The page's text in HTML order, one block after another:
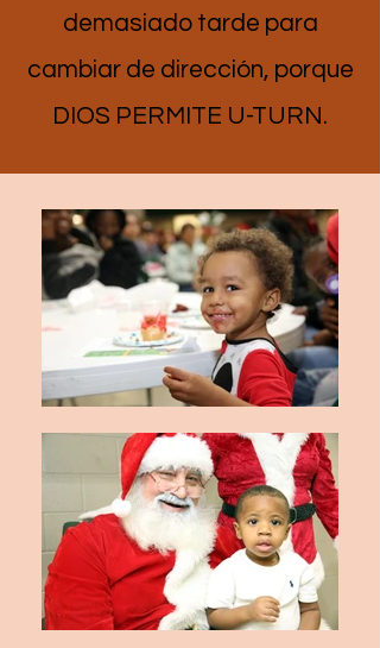
demasiado tarde para
cambiar de dirección, porque
DIOS PERMITE U-TURN.